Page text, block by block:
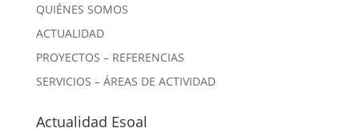
QUIÉNES SOMOS
ACTUALIDAD
PROYECTOS – REFERENCIAS
SERVICIOS – ÁREAS DE ACTIVIDAD
Actualidad Esoal